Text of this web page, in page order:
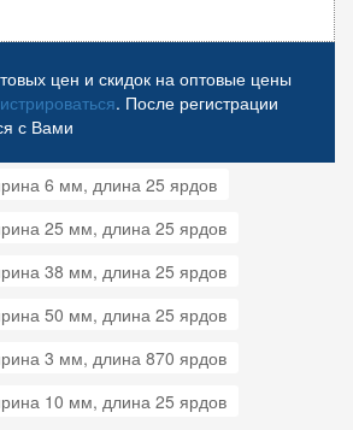
цен и скидок на оптовые цены
. После регистрации
с Вами
6 мм, длина 25 ярдов
25 мм, длина 25 ярдов
38 мм, длина 25 ярдов
50 мм, длина 25 ярдов
3 мм, длина 870 ярдов
10 мм, длина 25 ярдов